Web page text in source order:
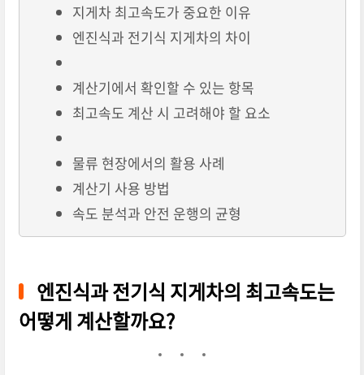
지게차 최고속도가 중요한 이유
엔진식과 전기식 지게차의 차이
계산기에서 확인할 수 있는 항목
최고속도 계산 시 고려해야 할 요소
물류 현장에서의 활용 사례
계산기 사용 방법
속도 분석과 안전 운행의 균형
엔진식과 전기식 지게차의 최고속도는
어떻게 계산할까요?